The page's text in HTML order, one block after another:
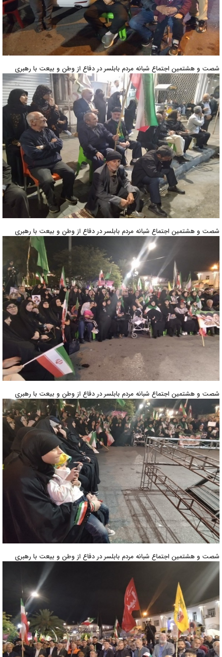
شصت و هشتمین اجتماع شبانه مردم بابلسر در دفاع از وطن و بیعت با رهبری
شصت و هشتمین اجتماع شبانه مردم بابلسر در دفاع از وطن و بیعت با رهبری
شصت و هشتمین اجتماع شبانه مردم بابلسر در دفاع از وطن و بیعت با رهبری
شصت و هشتمین اجتماع شبانه مردم بابلسر در دفاع از وطن و بیعت با رهبری